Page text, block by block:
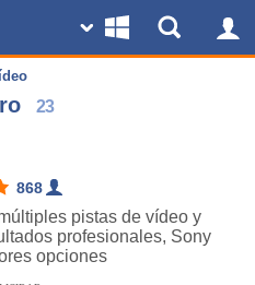
23
868
pistas de vídeo y
profesionales, Sony
opciones